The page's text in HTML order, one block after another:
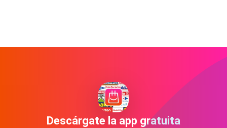
Descárgate la app gratuita